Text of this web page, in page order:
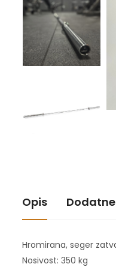
Opis
Hromirana, seger
Nosivost: 350 kg